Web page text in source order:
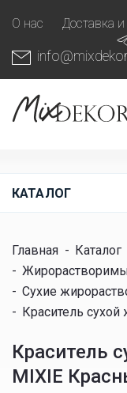
О нас Доставка и
КАТАЛОГ
Главная - Каталог
-
- Сухие
- Краситель
Краситель
MIXIE